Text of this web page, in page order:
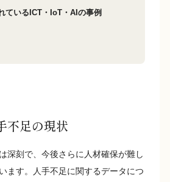
ているICT・IoT・AIの事例
不足の現状
深刻で、今後さらに人材確保が難し
ます。人手不足に関するデータにつ